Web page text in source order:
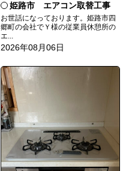
姫路市 エアコン取替工事
お世話になっております。姫路市四
郷町の会社でＹ様の従業員休憩所の
エ...
2026年08月06日